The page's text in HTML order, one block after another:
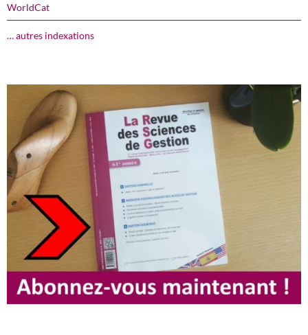
WorldCat
… autres indexations